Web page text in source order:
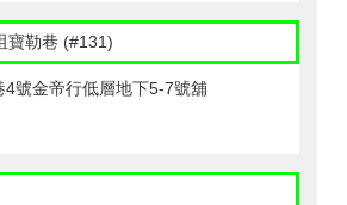
寶勒巷 (#131)
4號金帝行低層地下5-7號舖